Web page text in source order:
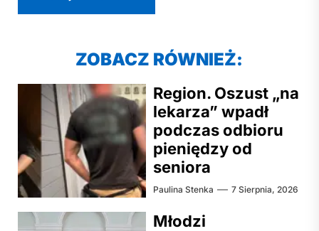
ZOBACZ RÓWNIEŻ:
Region. Oszust „na
lekarza” wpadł
podczas odbioru
pieniędzy od
seniora
Paulina Stenka 7 Sierpnia, 2026
Młodzi